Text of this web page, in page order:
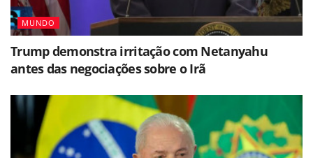
MUNDO
Trump demonstra irritação com Netanyahu
antes das negociações sobre o Irã